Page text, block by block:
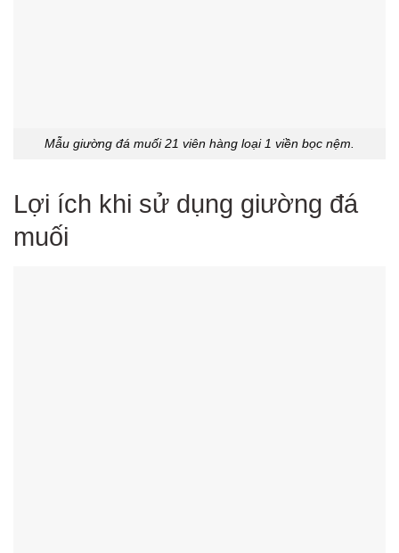
Mẫu giường đá muối 21 viên hàng loại 1 viền bọc nệm.
Lợi ích khi sử dụng giường đá
muối